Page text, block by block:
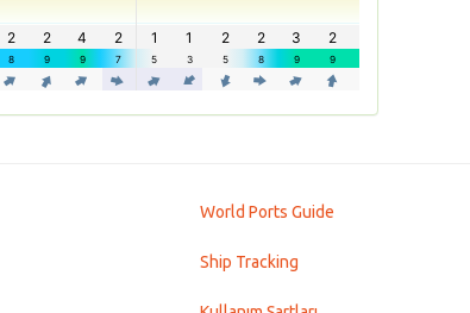
World Ports Guide
Ship Tracking